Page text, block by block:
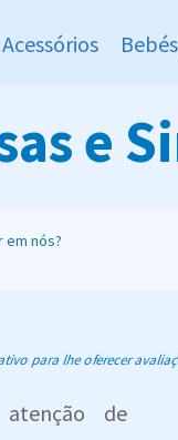
Acessórios
e
nós?
para lhe oferecer
de